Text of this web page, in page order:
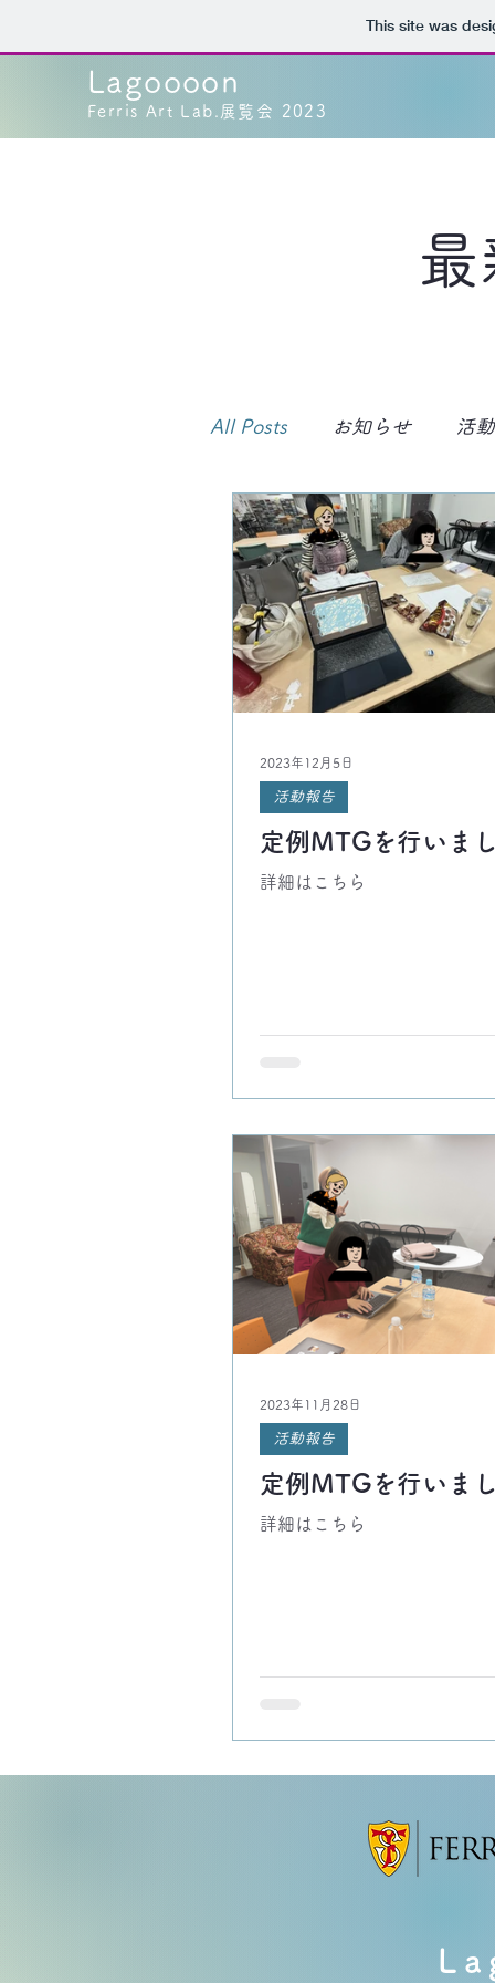
This site was
Lagoooon
Ferris Art Lab.展覧会 2023
All Posts お知らせ 活
定例MTGを行いま
詳細はこちら
活動報告
2023年12月5日
定例MTGを行いま
詳細はこちら
活動報告
2023年11月28日